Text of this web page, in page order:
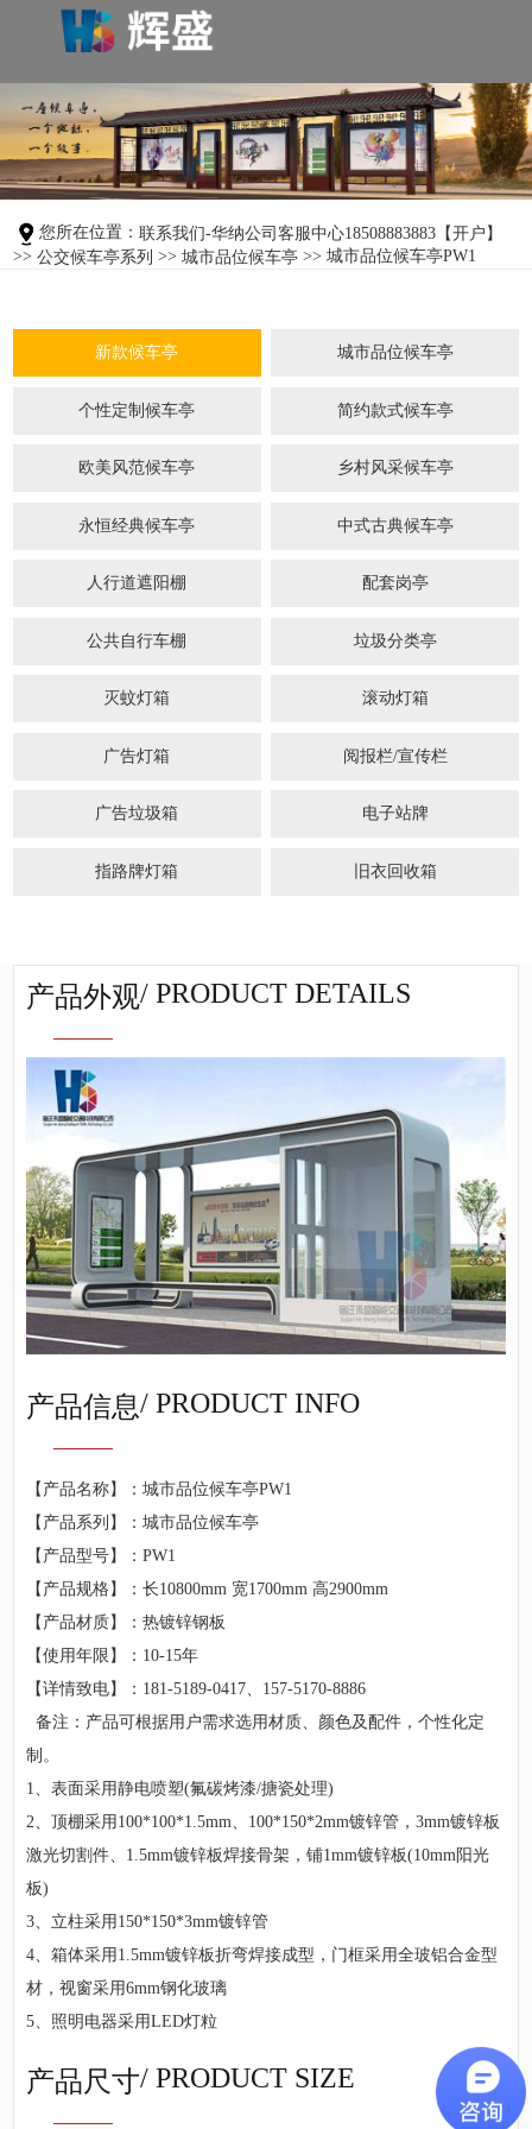
您所在位置：联系我们-华纳公司客服中心18508883883【开户】
>>公交候车亭系列 >>城市品位候车亭 >> 城市品位候车亭PW1
新款候车亭 城市品位候车亭
个性定制候车亭 简约款式候车亭
欧美风范候车亭 乡村风采候车亭
永恒经典候车亭 中式古典候车亭
人行道遮阳棚 配套岗亭
公共自行车棚 垃圾分类亭
灭蚊灯箱 滚动灯箱
广告灯箱 阅报栏/宣传栏
广告垃圾箱 电子站牌
指路牌灯箱 旧衣回收箱
产品外观/ PRODUCT DETAILS
产品信息/ PRODUCT INFO
【产品名称】：城市品位候车亭PW1
【产品系列】：城市品位候车亭
【产品型号】：PW1
【产品规格】：长10800mm 宽1700mm 高2900mm
【产品材质】：热镀锌钢板
【使用年限】：10-15年
【详情致电】：181-5189-0417、157-5170-8886
备注：产品可根据用户需求选用材质、颜色及配件，个性化定
制。
1、表面采用静电喷塑(氟碳烤漆/搪瓷处理)
2、顶棚采用100*100*1.5mm、100*150*2mm镀锌管，3mm镀锌板
激光切割件、1.5mm镀锌板焊接骨架，铺1mm镀锌板(10mm阳光
板)
3、立柱采用150*150*3mm镀锌管
4、箱体采用1.5mm镀锌板折弯焊接成型，门框采用全玻铝合金型
材，视窗采用6mm钢化玻璃
5、照明电器采用LED灯粒
产品尺寸/ PRODUCT SIZE